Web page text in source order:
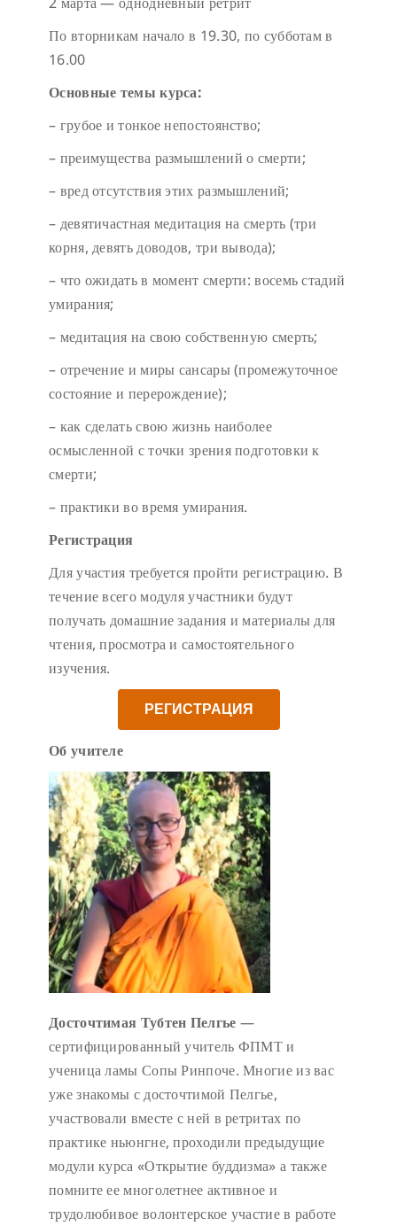
По вторникам начало в 19.30, по субботам в
16.00
Основные темы курса:
– грубое и тонкое непостоянство;
– преимущества размышлений о смерти;
– вред отсутствия этих размышлений;
– девятичастная медитация на смерть (три
корня, девять доводов, три вывода);
– что ожидать в момент смерти: восемь стадий
умирания;
– медитация на свою собственную смерть;
– отречение и миры сансары (промежуточное
состояние и перерождение);
– как сделать свою жизнь наиболее
осмысленной с точки зрения подготовки к
смерти;
– практики во время умирания.
Регистрация
Для участия требуется пройти регистрацию. В
течение всего модуля участники будут
получать домашние задания и материалы для
чтения, просмотра и самостоятельного
изучения.
РЕГИСТРАЦИЯ
Об учителе
Досточтимая Тубтен Пелгье —
сертифицированный учитель ФПМТ и
ученица ламы Сопы Ринпоче. Многие из вас
уже знакомы с досточтимой Пелгье,
участвовали вместе с ней в ретритах по
практике ньюнгне, проходили предыдущие
модули курса «Открытие буддизма» а также
помните ее многолетнее активное и
трудолюбивое волонтерское участие в работе